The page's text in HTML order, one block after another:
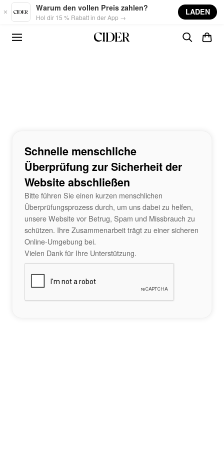
Skip to main content
Warum den vollen Preis zahlen?
Hol dir 15 % Rabatt in der App →
LADEN
Schnelle menschliche
Überprüfung zur Sicherheit der
Website abschließen
Bitte führen Sie einen kurzen menschlichen
Überprüfungsprozess durch, um uns dabei zu helfen,
unsere Website vor Betrug, Spam und Missbrauch zu
schützen. Ihre Zusammenarbeit trägt zu einer sicheren
Online-Umgebung bei.
Vielen Dank für Ihre Unterstützung.